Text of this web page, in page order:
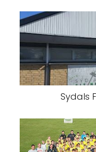
Sydals